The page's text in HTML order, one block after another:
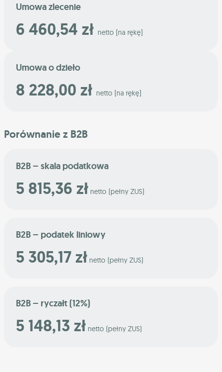
Umowa zlecenie
6 460,54 zł netto [na rękę]
Umowa o dzieło
8 228,00 zł netto [na rękę]
Porównanie z B2B
B2B – skala podatkowa
5 815,36 zł netto (pełny ZUS)
B2B – podatek liniowy
5 305,17 zł netto (pełny ZUS)
B2B – ryczałt (12%)
5 148,13 zł netto (pełny ZUS)